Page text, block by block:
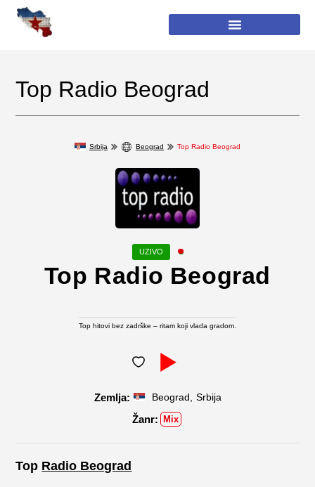
Top Radio Beograd
Srbija Beograd Top Radio Beograd
Top Radio Beograd
Top hitovi bez zadrške – ritam koji vlada gradom.
Beograd Srbija
Mix
Top Radio Beograd